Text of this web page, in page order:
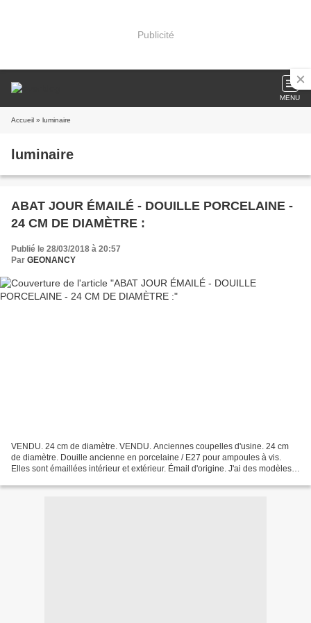
Publicité
MENU
Accueil » luminaire
luminaire
ABAT JOUR ÉMAILÉ - DOUILLE PORCELAINE -
24 CM DE DIAMÈTRE :
Publié le 28/03/2018 à 20:57
Par GEONANCY
VENDU. 24 cm de diamètre. VENDU. Anciennes coupelles d'usine. 24 cm
de diamètre. Douille ancienne en porcelaine / E27 pour ampoules à vis.
Elles sont émaillées intérieur et extérieur. Émail d'origine. J'ai des modèles